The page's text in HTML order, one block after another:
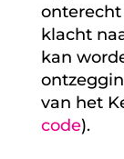
klacht
kan
van het
code).